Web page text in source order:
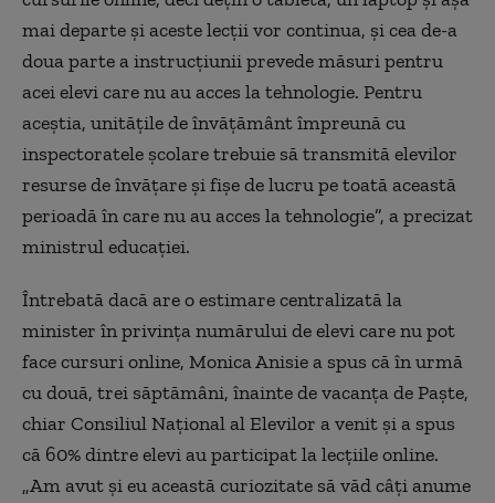
mai departe şi aceste lecţii vor continua, şi cea de-a
doua parte a instrucţiunii prevede măsuri pentru
acei elevi care nu au acces la tehnologie. Pentru
aceştia, unităţile de învăţământ împreună cu
inspectoratele şcolare trebuie să transmită elevilor
resurse de învăţare şi fişe de lucru pe toată această
perioadă în care nu au acces la tehnologie”, a precizat
ministrul educaţiei.
Întrebată dacă are o estimare centralizată la
minister în privința numărului de elevi care nu pot
face cursuri online, Monica Anisie a spus că în urmă
cu două, trei săptămâni, înainte de vacanţa de Paşte,
chiar Consiliul Naţional al Elevilor a venit şi a spus
că 60% dintre elevi au participat la lecţiile online.
„Am avut şi eu această curiozitate să văd câţi anume